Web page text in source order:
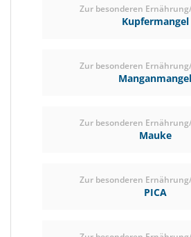
Zur besonderen
Kupfermangel
Zur besonderen
Manganmangel
Zur besonderen
Mauke
Zur besonderen
PICA